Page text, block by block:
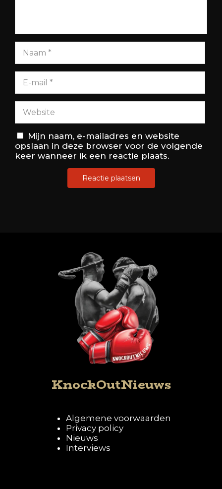
Mijn naam, e-mailadres en website
opslaan in deze browser voor de volgende
keer wanneer ik een reactie plaats.
KnockOutNieuws
Algemene voorwaarden
Privacy policy
Nieuws
Interviews